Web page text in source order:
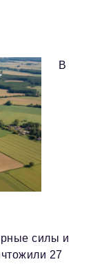
В
силы и
27